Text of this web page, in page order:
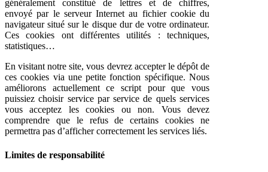
généralement constitué de lettres et de chiffres,
envoyé par le serveur Internet au fichier cookie du
navigateur situé sur le disque dur de votre ordinateur.
Ces cookies ont différentes utilités : techniques,
statistiques…
En visitant notre site, vous devrez accepter le dépôt de
ces cookies via une petite fonction spécifique. Nous
améliorons actuellement ce script pour que vous
puissiez choisir service par service de quels services
vous acceptez les cookies ou non. Vous devez
comprendre que le refus de certains cookies ne
permettra pas d’afficher correctement les services liés.
Limites de responsabilité